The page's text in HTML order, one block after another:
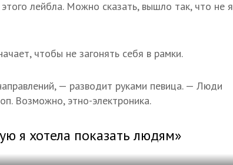
лейбла. Можно сказать, вышло так, что не я
чтобы не загонять себя в рамки.
— разводит руками певица. — Люди
Возможно, этно-электроника.
я хотела показать людям»